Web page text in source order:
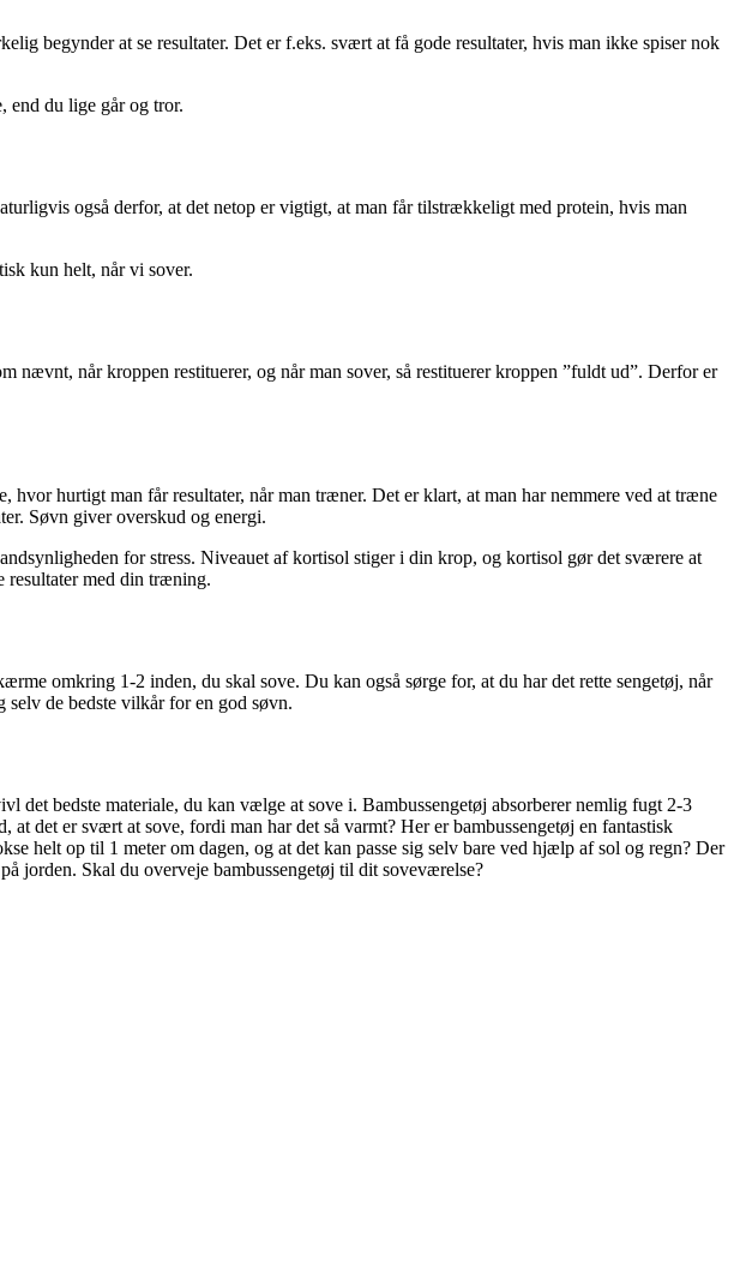
begynder at se resultater. Det er f.eks. svært at få gode resultater, hvis man ikke spiser nok
end du lige går og tror.
også derfor, at det netop er vigtigt, at man får tilstrækkeligt med protein, hvis man
kun helt, når vi sover.
nævnt, når kroppen restituerer, og når man sover, så restituerer kroppen ”fuldt ud”. Derfor er
hurtigt man får resultater, når man træner. Det er klart, at man har nemmere ved at træne
Søvn giver overskud og energi.
for stress. Niveauet af kortisol stiger i din krop, og kortisol gør det sværere at
resultater med din træning.
omkring 1-2 inden, du skal sove. Du kan også sørge for, at du har det rette sengetøj, når
selv de bedste vilkår for en god søvn.
det bedste materiale, du kan vælge at sove i. Bambussengetøj absorberer nemlig fugt 2-3
det er svært at sove, fordi man har det så varmt? Her er bambussengetøj en fantastisk
helt op til 1 meter om dagen, og at det kan passe sig selv bare ved hjælp af sol og regn? Der
jorden. Skal du overveje bambussengetøj til dit soveværelse?